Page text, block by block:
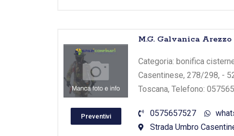
Preventivi
M.G. Galvanica Arezzo
Categoria: bonifica
Casentinese, 278/298, -
Toscana, Telefono:
0575657527
Strada Umbro